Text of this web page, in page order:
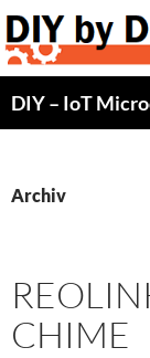
Zum
Inhalt
springen
Archiv
CHIME